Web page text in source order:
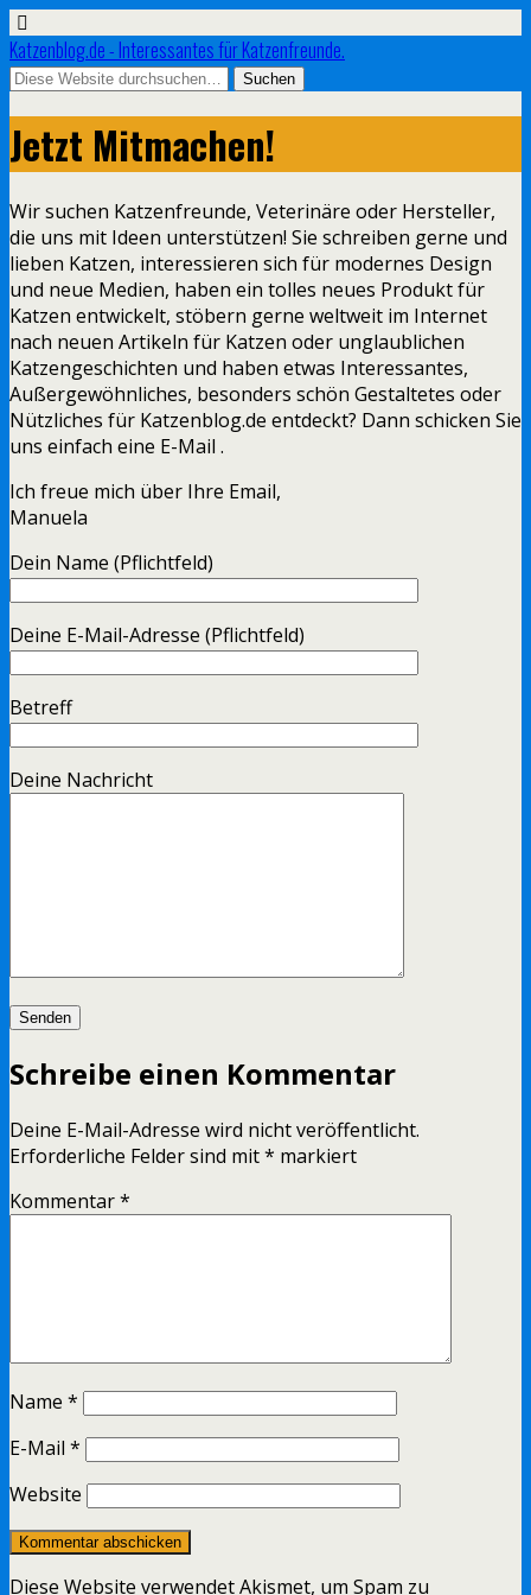
Katzenblog.de - Interessantes für Katzenfreunde.
Jetzt Mitmachen!
Wir suchen Katzenfreunde, Veterinäre oder Hersteller,
die uns mit Ideen unterstützen! Sie schreiben gerne und
lieben Katzen, interessieren sich für modernes Design
und neue Medien, haben ein tolles neues Produkt für
Katzen entwickelt, stöbern gerne weltweit im Internet
nach neuen Artikeln für Katzen oder unglaublichen
Katzengeschichten und haben etwas Interessantes,
Außergewöhnliches, besonders schön Gestaltetes oder
Nützliches für Katzenblog.de entdeckt? Dann schicken Sie
uns einfach eine E-Mail .
Ich freue mich über Ihre Email,
Manuela
Dein Name (Pflichtfeld)
Deine E-Mail-Adresse (Pflichtfeld)
Betreff
Deine Nachricht
Schreibe einen Kommentar
Deine E-Mail-Adresse wird nicht veröffentlicht.
Erforderliche Felder sind mit* markiert
Kommentar*
Name *
E-Mail *
Website
Diese Website verwendet Akismet, um Spam zu